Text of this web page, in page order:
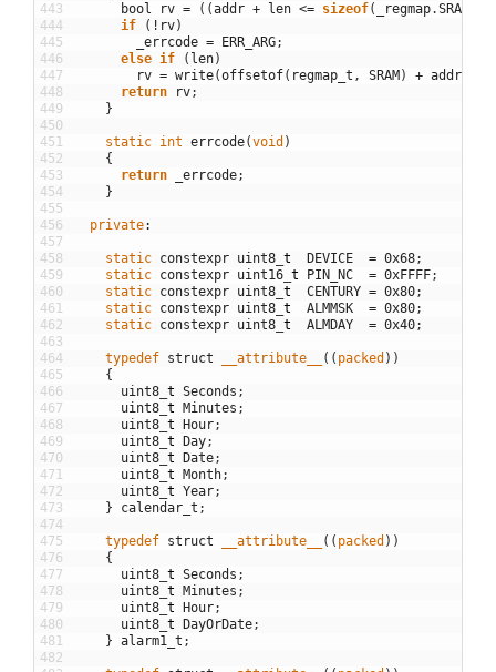
443
444
445
446
447
448
449
450
451
452
453
454
455
456
457
458
459
460
461
462
463
464
465
466
467
468
469
470
471
472
473
474
475
476
477
478
479
480
481
482
bool
rv = ( (addr + len <= sizeof( _regmap.SRAM
if
( ! rv)
_errcode = ERR_ARG;
else if ( len)
rv = write(offsetof( regmap_t , SRAM) + addr
return
rv;
}
static int errcode(void )
{
return
_errcode;
}
private:
static constexpr uint8 t DEVICE = 0x68;
static constexpr uint16 t PIN_NC = 0xFFFF;
static constexpr uint8 t CENTURY = 0x80;
static constexpr uint8 t ALMMSK = 0x80;
static constexpr uint8 t ALMDAY = 0x40;
typedef struct __attribute__ ( ( packed ) )
{
uint8 t Seconds ;
uint8 t Minutes ;
uint8 t Hour;
uint8 t Day;
uint8 t Date;
uint8 t Month;
uint8 t Year;
}
calendar_t ;
typedef struct __attribute__ ( ( packed ) )
{
uint8 t Seconds ;
uint8 t Minutes ;
uint8 t Hour;
uint8 t DayOrDate;
} alarm1_t ;